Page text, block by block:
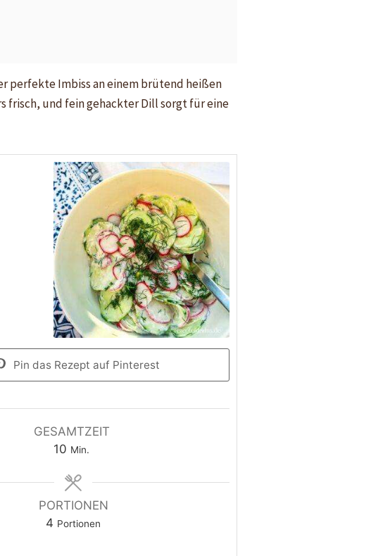
perfekte Imbiss an einem brütend heißen
frisch, und fein gehackter Dill sorgt für eine
Pin das Rezept auf Pinterest
GESAMTZEIT
10 Min.
PORTIONEN
4 Portionen